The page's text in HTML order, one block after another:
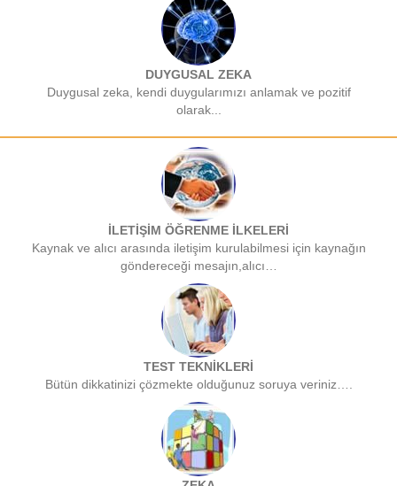
DUYGUSAL ZEKA
Duygusal zeka, kendi duygularımızı anlamak ve pozitif
olarak...
İLETİŞİM ÖĞRENME İLKELERİ
Kaynak ve alıcı arasında iletişim kurulabilmesi için kaynağın
göndereceği mesajın,alıcı…
TEST TEKNİKLERİ
Bütün dikkatinizi çözmekte olduğunuz soruya veriniz….